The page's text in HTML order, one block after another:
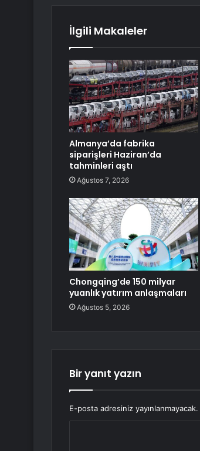
İlgili Makaleler
Almanya’da fabrika
siparişleri Haziran’da
tahminleri aştı
Ağustos 7, 2026
Chongqing’de 150 milyar
yuanlık yatırım anlaşmaları
Ağustos 5, 2026
Bir yanıt yazın
E-posta adresiniz yayınlanmayacak.